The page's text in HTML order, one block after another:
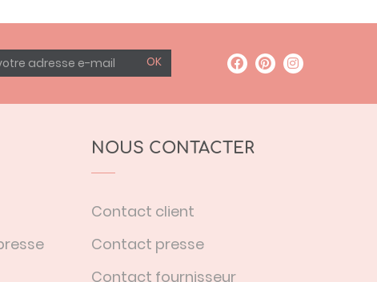
OK
NOUS CONTACTER
Contact client
Contact presse
Contact fournisseur